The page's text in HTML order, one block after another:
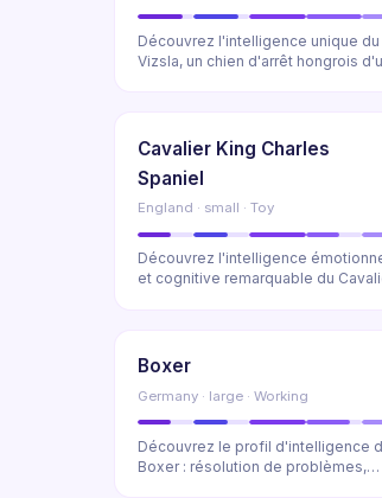
Découvrez l'intelligence unique du
Vizsla, un chien d'arrêt hongrois
Cavalier King Charles
Spaniel
England · small · Toy
Découvrez l'intelligence
et cognitive remarquable du
Boxer
Germany · large · Working
Découvrez le profil d'intelligence
Boxer : résolution de problèmes,